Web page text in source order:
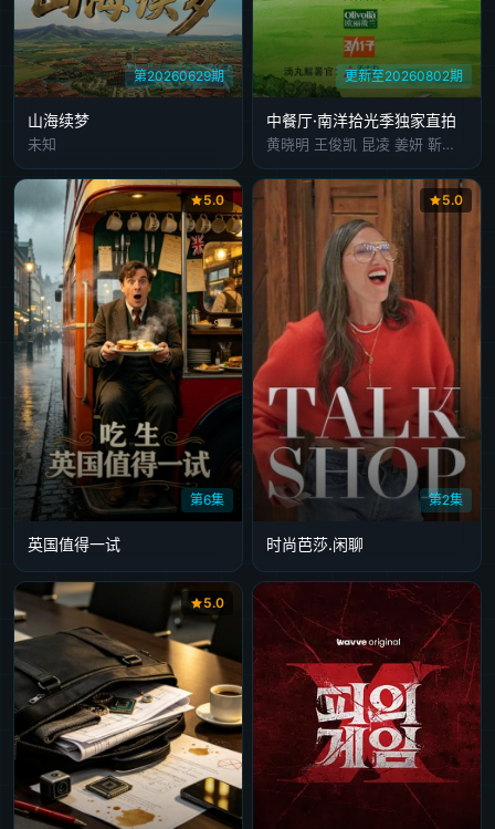
第20260629期
山海续梦
未知
更新至20260802期
中餐厅·南洋拾光季独家直拍
黄晓明 王俊凯 昆凌 姜妍 靳梦佳 张雅琪 林述巍
第6集
5.0
英国值得一试
第2集
5.0
时尚芭莎.闲聊
5.0